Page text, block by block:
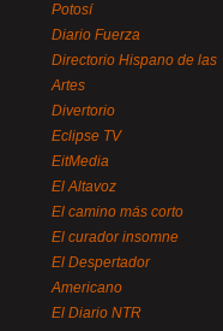
Potosí
Diario Fuerza
Directorio Hispano de las
Artes
Divertorio
Eclipse TV
EitMedia
El Altavoz
El camino más corto
El curador insomne
El Despertador
Americano
El Diario NTR